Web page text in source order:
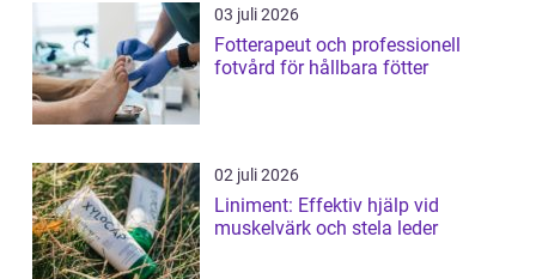
03 juli 2026
Fotterapeut och professionell
fotvård för hållbara fötter
02 juli 2026
Liniment: Effektiv hjälp vid
muskelvärk och stela leder